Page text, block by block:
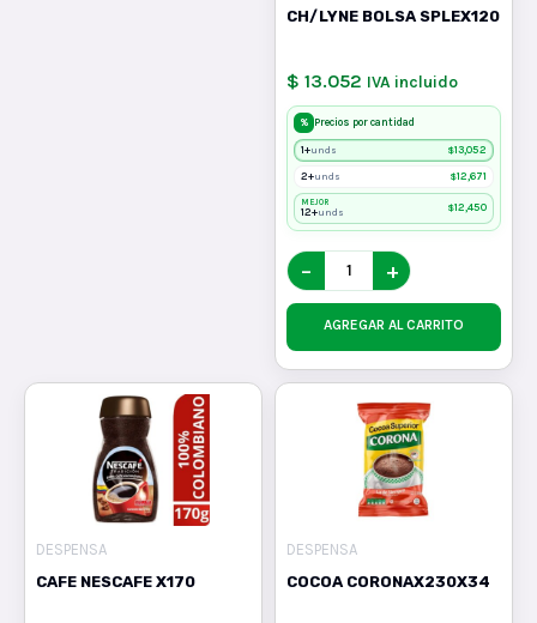
CH/LYNE BOLSA SPLEX120
$ 13.052 IVA incluido
% Precios por cantidad
1+unds $13,052
2+unds $12,671
MEJOR
12+unds $12,450
− +
AGREGAR AL CARRITO
DESPENSA
CAFE NESCAFE X170
DESPENSA
COCOA CORONAX230X34